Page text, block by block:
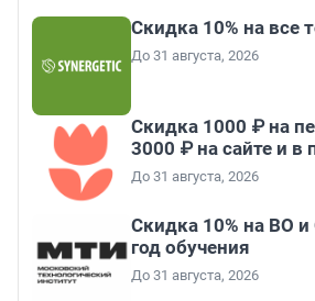
Скидка 10% на все
До 31 августа, 2026
Скидка 1000 ₽ на
3000 ₽ на сайте и в
До 31 августа, 2026
Скидка 10% на ВО
год обучения
До 31 августа, 2026